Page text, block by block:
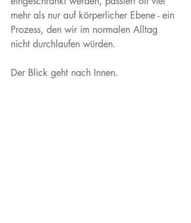
mehr als nur auf körperlicher Ebene - ein
Prozess, den wir im normalen Alltag
nicht durchlaufen würden.
Der Blick geht nach Innen.